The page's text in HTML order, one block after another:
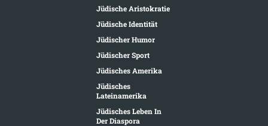
Jüdische Aristokratie
Jüdische Identität
Jüdischer Humor
Jüdischer Sport
Jüdisches Amerika
Jüdisches
Lateinamerika
Jüdisches Leben In
Der Diaspora